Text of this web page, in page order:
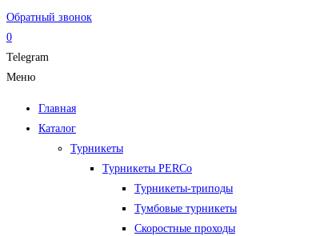
Обратный звонок
0
Telegram
Меню
Главная
Каталог
Турникеты
Турникеты PERCo
Турникеты-триподы
Тумбовые турникеты
Скоростные проходы